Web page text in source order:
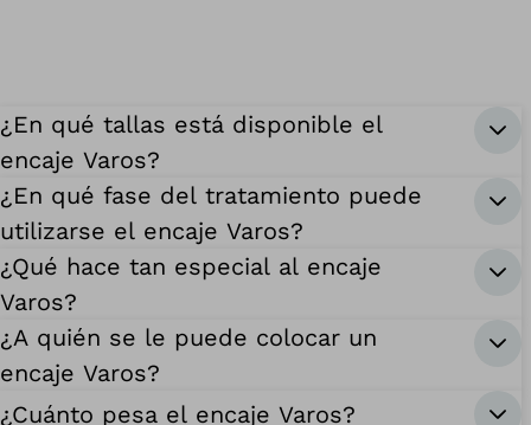
¿En qué tallas está disponible el
encaje Varos?
¿En qué fase del tratamiento puede
utilizarse el encaje Varos?
¿Qué hace tan especial al encaje
Varos?
¿A quién se le puede colocar un
encaje Varos?
¿Cuánto pesa el encaje Varos?